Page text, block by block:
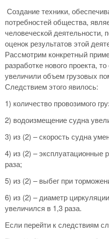
Создание техники,
потребностей общества,
человеческой деятельности,
оценок результатов этой
Рассмотрим конкретный
разработке нового проекта,
увеличили объем грузовых
Следствием этого явилось:
1) количество провозимого
2) водоизмещение судна
3) из (2) – скорость судна
4) из (2) – эксплуатационные
раза;
5) из (2) – выбег при
6) из (2) – диаметр
увеличился в 1,3 раза.
Если перейти к следствиям